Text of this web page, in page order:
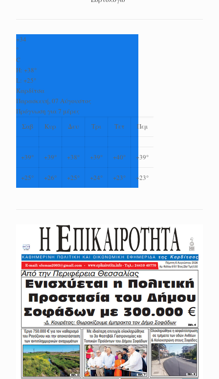
+34
°
C
H: +38°
L: +25°
Καρδίτσα
Παρασκευή, 07 Αύγουστος
Πρόγνωση για 7 μέρες
Σαβ
Κυρ Δευ Τρι Τετ Πεμ
+39° +39° +38° +39° +40° +39°
+25° +26° +25° +24° +23° +23°